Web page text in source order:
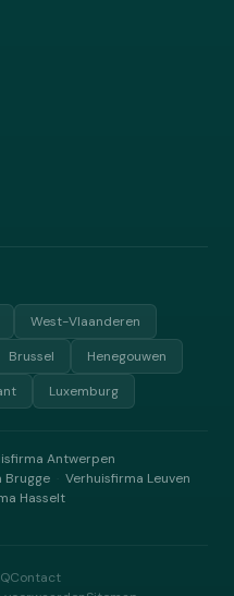
West-Vlaanderen
Brussel
Henegouwen
Luxemburg
Antwerpen
Brugge Verhuisfirma Leuven
Hasselt
Contact